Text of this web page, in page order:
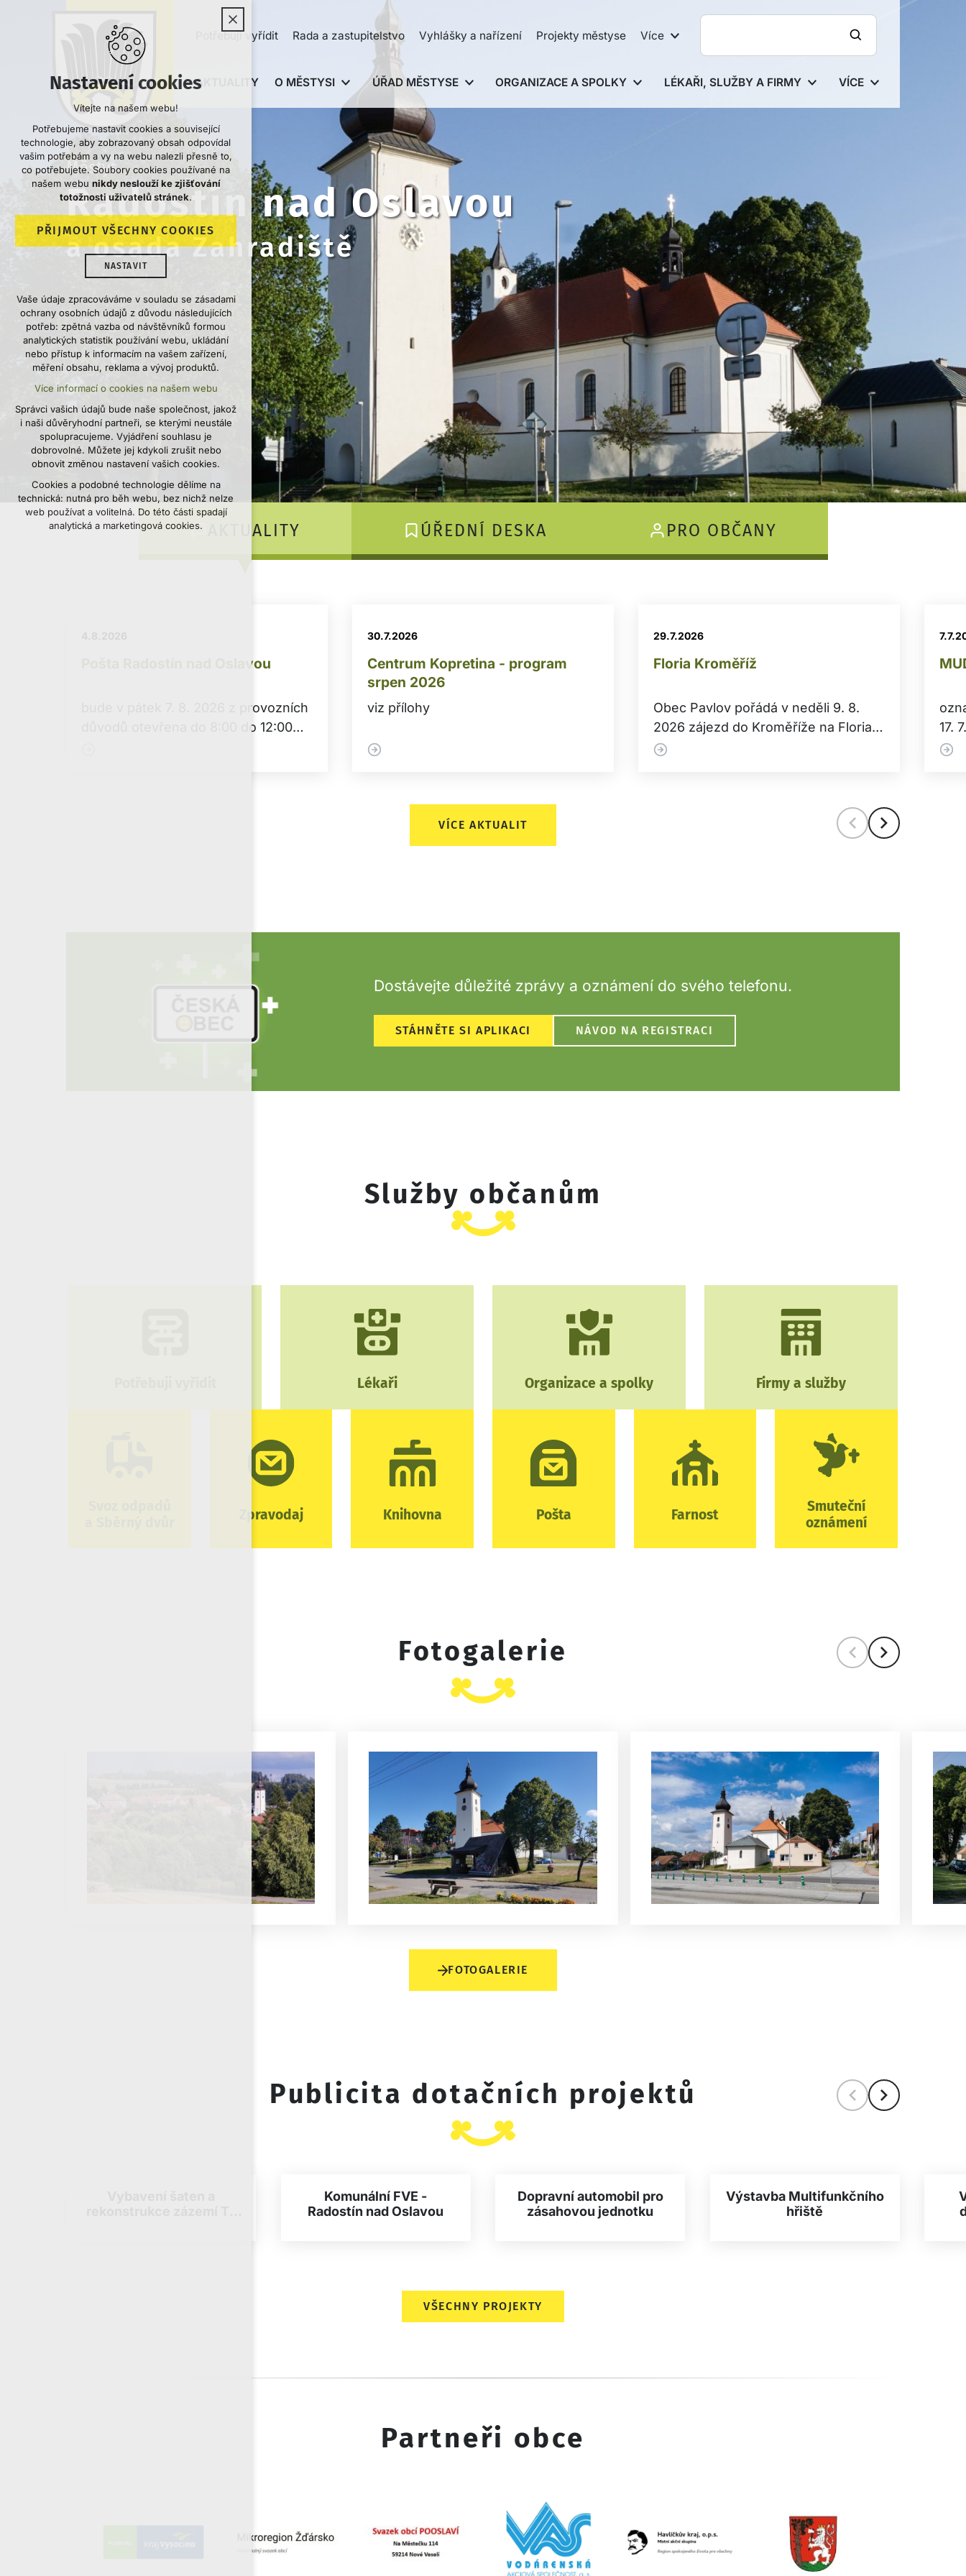
Potřebuji vyřídit Rada a zastupitelstvo Vyhlášky a nařízení Projekty městyse Více
AKTUALITY O MĚSTYSI ÚŘAD MĚSTYSE ORGANIZACE A SPOLKY LÉKAŘI, SLUŽBY A FIRMY VÍCE
Městys
Radostín nad Oslavou
a osada Zahradiště
AKTUALITY ÚŘEDNÍ DESKA PRO OBČANY
Pošta Radostín nad Oslavou
bude v pátek 7. 8. 2026 z provozních
důvodů otevřena do 8:00 do 12:00
30.7.2026
Centrum Kopretina - program
srpen 2026
viz přílohy
29.7.2026
Floria Kroměříž
Obec Pavlov pořádá v neděli 9. 8.
2026 zájezd do Kroměříže na Floria
Kroměříž. Mimo prodejní výstavy
7.7.
17.
VÍCE AKTUALIT
Dostávejte důležité zprávy a oznámení do svého telefonu.
STÁHNĚTE SI APLIKACI NÁVOD NA REGISTRACI
Služby občanům
Lékaři Organizace a spolky Firmy a služby
Zpravodaj Knihovna Pošta Farnost
Smuteční
oznámení
Fotogalerie
FOTOGALERIE
Publicita dotačních projektů
Komunální FVE -
Radostín nad Oslavou
Dopravní automobil pro
zásahovou jednotku
Výstavba Multifunkčního
hřiště
VŠECHNY PROJEKTY
Partneři obce
Nastavení cookies
Vítejte na našem webu!
Potřebujeme nastavit cookies a související
technologie, aby zobrazovaný obsah odpovídal
vašim potřebám a vy na webu nalezli přesně to,
co potřebujete. Soubory cookies používané na
našem webu nikdy neslouží ke zjišťování
totožnosti uživatelů stránek.
PŘIJMOUT VŠECHNY COOKIES
NASTAVIT
Technická cookies
nutná pro provozování webu
udržení kontextu stránek (session):
případná přihlášení, volby jazyka, apod.
Volitelná cookies
analytická pro anonymizované vyhodnocení
návštěvnosti
marketingová cookies (Google, Seznam,
Facebook)
Více informací o cookies na našem webu
PŘIJMOUT VŠECHNY COOKIES
ODMÍTNOUT VOLITELNÁ
Vaše údaje zpracováváme v souladu se zásadami
ochrany osobních údajů z důvodu následujících
potřeb: zpětná vazba od návštěvníků formou
analytických statistik používání webu, ukládání
nebo přístup k informacím na vašem zařízení,
měření obsahu, reklama a vývoj produktů.
Více informací o cookies na našem webu
Správci vašich údajů bude naše společnost, jakož
i naši důvěryhodní partneři, se kterými neustále
spolupracujeme. Vyjádření souhlasu je
dobrovolné. Můžete jej kdykoli zrušit nebo
obnovit změnou nastavení vašich cookies.
Cookies a podobné technologie dělíme na
technická: nutná pro běh webu, bez nichž nelze
web používat a volitelná. Do této části spadají
analytická a marketingová cookies.